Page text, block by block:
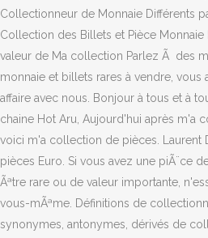
Collectionneur de Monnaie Différents
Collection des Billets et Pièce Monnaie
valeur de Ma collection Parlez Ã des
monnaie et billets rares à vendre, vous
affaire avec nous. Bonjour à tous et à
chaine Hot Aru, Aujourd'hui après m'a
voici m'a collection de pièces. Laurent
pièces Euro. Si vous avez une piÃ¨ce
Ãªtre rare ou de valeur importante,
vous-mÃªme. Définitions de
synonymes, antonymes, dérivés de